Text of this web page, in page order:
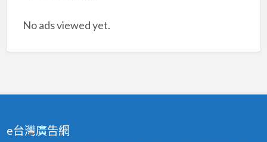
No ads viewed yet.
e台灣廣告網